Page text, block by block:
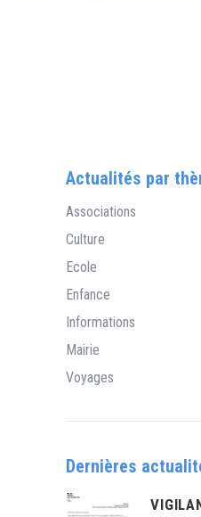
Actualités par
Associations
Culture
Ecole
Enfance
Informations
Mairie
Voyages
Dernières